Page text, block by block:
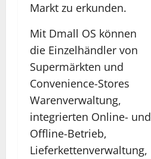
Markt zu erkunden.
Mit Dmall OS können
die Einzelhändler von
Supermärkten und
Convenience-Stores
Warenverwaltung,
integrierten Online- und
Offline-Betrieb,
Lieferkettenverwaltung,